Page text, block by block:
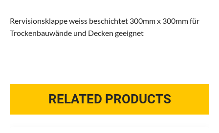
Rervisionsklappe weiss beschichtet 300mm x 300mm für
Trockenbauwände und Decken geeignet
RELATED PRODUCTS